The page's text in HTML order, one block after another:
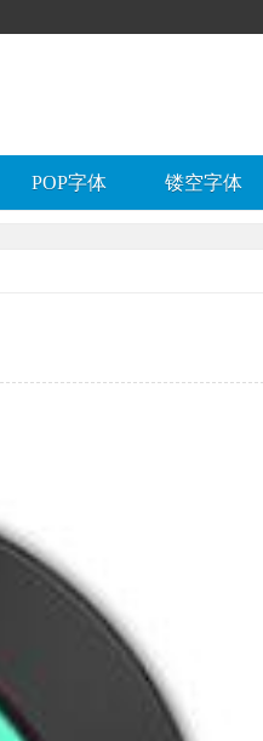
POP字体 镂空字体